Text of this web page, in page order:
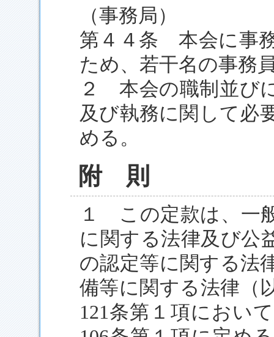
（事務局）
第４４条 本会に事
ため、若干名の事務
２ 本会の職制並び
及び執務に関して必
める。
附 則
１ この定款は、一
に関する法律及び公
の認定等に関する法
備等に関する法律（
121条第１項におい